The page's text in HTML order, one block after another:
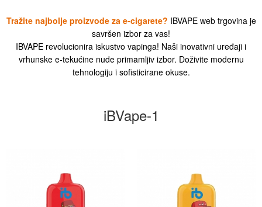
Tražite najbolje proizvode za e-cigarete? IBVAPE web trgovina je
savršen izbor za vas!
IBVAPE revolucionira iskustvo vapinga! Naši inovativni uređaji i
vrhunske e-tekućine nude primamljiv izbor. Doživite modernu
tehnologiju i sofisticirane okuse.
iBVape-1